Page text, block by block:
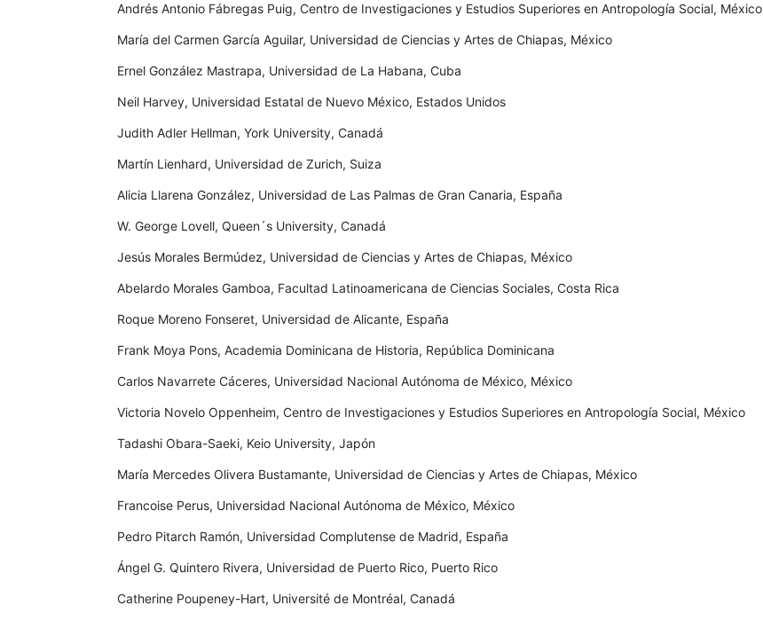
Andrés Antonio Fábregas Puig, Centro de Investigaciones y Estudios Superiores en Antropología Social, México
María del Carmen García Aguilar, Universidad de Ciencias y Artes de Chiapas, México
Ernel González Mastrapa, Universidad de La Habana, Cuba
Neil Harvey, Universidad Estatal de Nuevo México, Estados Unidos
Judith Adler Hellman, York University, Canadá
Martín Lienhard, Universidad de Zurich, Suiza
Alicia Llarena González, Universidad de Las Palmas de Gran Canaria, España
W. George Lovell, Queen´s University, Canadá
Jesús Morales Bermúdez, Universidad de Ciencias y Artes de Chiapas, México
Abelardo Morales Gamboa, Facultad Latinoamericana de Ciencias Sociales, Costa Rica
Roque Moreno Fonseret, Universidad de Alicante, España
Frank Moya Pons, Academia Dominicana de Historia, República Dominicana
Carlos Navarrete Cáceres, Universidad Nacional Autónoma de México, México
Victoria Novelo Oppenheim, Centro de Investigaciones y Estudios Superiores en Antropología Social, México
Tadashi Obara-Saeki, Keio University, Japón
María Mercedes Olivera Bustamante, Universidad de Ciencias y Artes de Chiapas, México
Francoise Perus, Universidad Nacional Autónoma de México, México
Pedro Pitarch Ramón, Universidad Complutense de Madrid, España
Ángel G. Quintero Rivera, Universidad de Puerto Rico, Puerto Rico
Catherine Poupeney-Hart, Université de Montréal, Canadá